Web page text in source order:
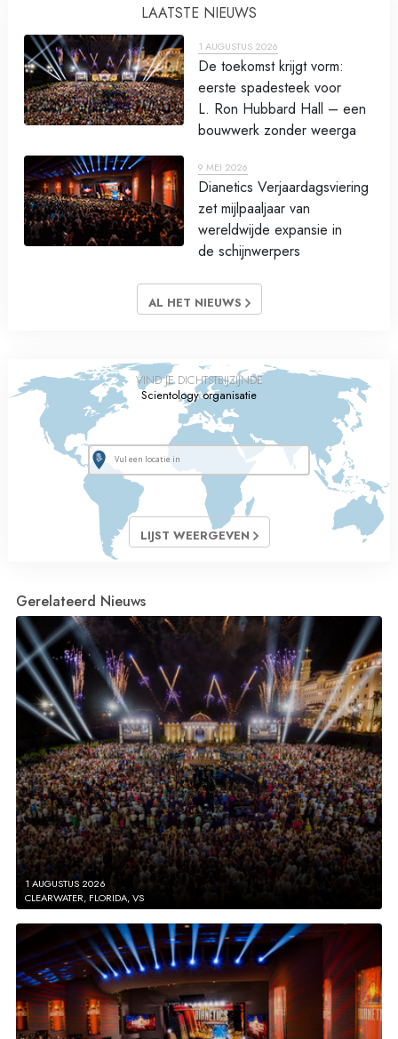
LAATSTE NIEUWS
1 AUGUSTUS 2026
De toekomst krijgt vorm:
eerste spadesteek voor
L. Ron Hubbard Hall – een
bouwwerk zonder weerga
9 MEI 2026
Dianetics Verjaardagsviering
zet mijlpaaljaar van
wereldwijde expansie in
de schijnwerpers
AL HET NIEUWS
VIND JE DICHTSTBIJZIJNDE
Scientology organisatie
LIJST WEERGEVEN
Gerelateerd Nieuws
1 AUGUSTUS 2026
CLEARWATER, FLORIDA, VS